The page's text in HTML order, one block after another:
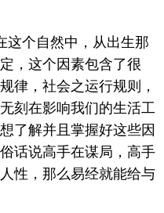
个自然中，从出生那
，这个因素包含了很
律，社会之运行规则，
刻在影响我们的生活工
了解并且掌握好这些因
话说高手在谋局，高手
性，那么易经就能给与